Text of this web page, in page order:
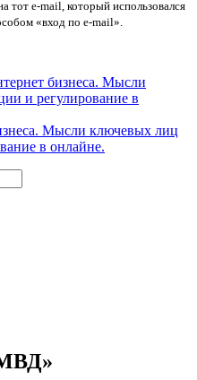
тот e-mail, который использовался
«вход по e-mail».
Мысли ключевых лиц
в онлайне.